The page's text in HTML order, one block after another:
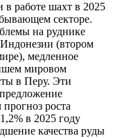
работе шахт в 2025
секторе.
на руднике
(втором
медленное
мировом
в Перу. Эти
роста
в 2025 году
качества руды